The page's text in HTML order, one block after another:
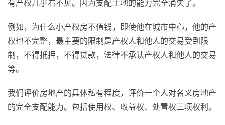
有产权几乎看不见。因为支配土地的能力完全消失了。
例如，为什么小产权房不值钱，即使他在城市中心，他的产
权也不完整，最主要的限制是产权人和他人的交易受到限
制，不得抵押，不得贷款，法律不承认产权人和他人的交易
等。
我们评价房地产的具体私有程度，评价一个人对名义房地产
的完全支配能力。包括使用权、收益权、处置权三项权利。